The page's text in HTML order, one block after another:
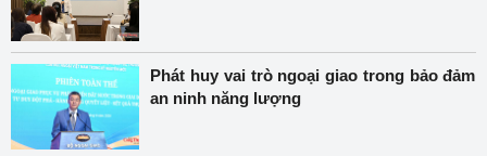
Phát huy vai trò ngoại giao trong bảo đảm
an ninh năng lượng